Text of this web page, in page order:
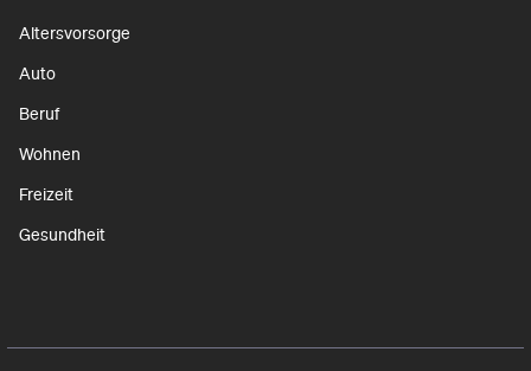
Altersvorsorge
Auto
Beruf
Wohnen
Freizeit
Gesundheit